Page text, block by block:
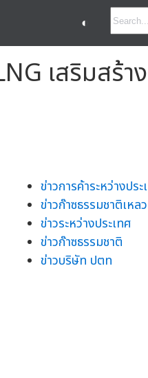
◐
เสริมสร้า
ข่าวการค้าระหว่างประ
ข่าวก๊าซธรรมชาติเหลว
ข่าวระหว่างประเทศ
ข่าวก๊าซธรรมชาติ
ข่าวบริษัท ปตท